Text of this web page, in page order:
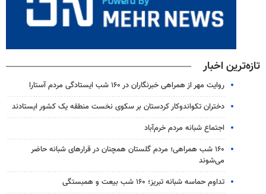
تازه‌ترین اخبار
روایت مهر از همراهی خبرنگاران در ۱۶۰ شب ایستادگی مردم آستارا
دختران تکواندوکار کردستان بر سکوی نخست منطقه یک کشور ایستادند
اجتماع شبانه مردم خرم‌آباد
۱۶۰ شب همراهی؛ مردم گلستان همچنان در قرارهای شبانه حاضر
می‌شوند
تداوم حماسه شبانه تبریز؛ ۱۶۰ شب بیعت و همبستگی